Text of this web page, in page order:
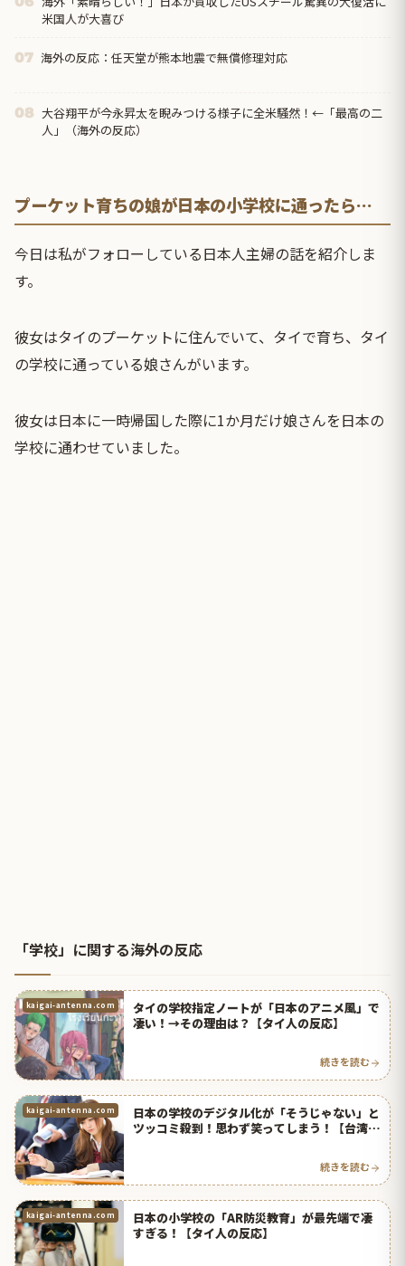
米国人が大喜び
07 海外の反応：任天堂が熊本地震で無償修理対応
08 大谷翔平が今永昇太を睨みつける様子に全米騒然！←「最高の二
人」（海外の反応）
プーケット育ちの娘が日本の小学校に通ったら…
今日は私がフォローしている日本人主婦の話を紹介しま
す。
彼女はタイのプーケットに住んでいて、タイで育ち、タイ
の学校に通っている娘さんがいます。
彼女は日本に一時帰国した際に1か月だけ娘さんを日本の
学校に通わせていました。
「学校」に関する海外の反応
kaigai-antenna.com
タイの学校指定ノートが「日本のアニメ風」で
凄い！→その理由は？【タイ人の反応】
続きを読む
kaigai-antenna.com
日本の学校のデジタル化が「そうじゃない」と
ツッコミ殺到！思わず笑ってしまう！【台湾人
続きを読む
kaigai-antenna.com
日本の小学校の「AR防災教育」が最先端で凄
すぎる！【タイ人の反応】